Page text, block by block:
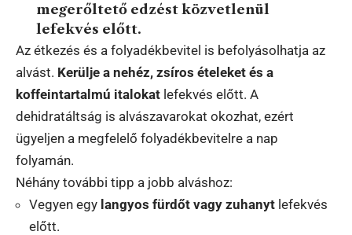
megerőltető edzést közvetlenül
lefekvés előtt.
Az étkezés és a folyadékbevitel is befolyásolhatja az
alvást. Kerülje a nehéz, zsíros ételeket és a
koffeintartalmú italokat lefekvés előtt. A
dehidratáltság is alvászavarokat okozhat, ezért
ügyeljen a megfelelő folyadékbevitelre a nap
folyamán.
Néhány további tipp a jobb alváshoz:
Vegyen egy langyos fürdőt vagy zuhanyt lefekvés
előtt.